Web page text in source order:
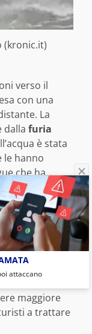
(kronic.it)
verso il
con una
La
dalla furia
è stata
le hanno
che ha
ed il trasporto
e
quotidiani
il sindaco
ha ricordato
maggiore
a trattare
attaccano